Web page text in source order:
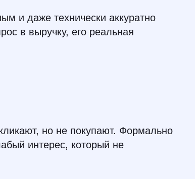
и даже технически аккуратно
в выручку, его реальная
но не покупают. Формально
интерес, который не